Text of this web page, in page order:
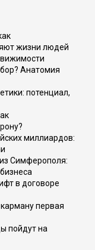
жизни людей
Анатомия
потенциал,
миллиардов:
Симферополя:
в договоре
первая
пойдут на